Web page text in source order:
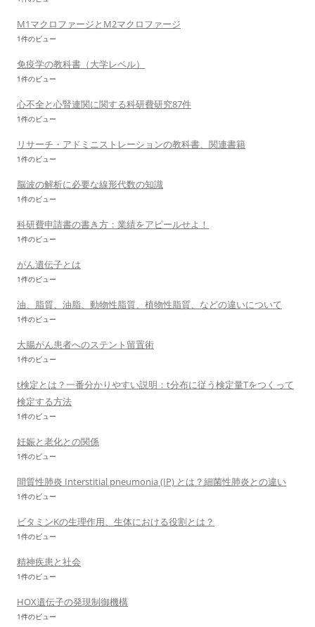
M1マクロファージとM2マクロファージ
1件のビュー
免疫学の教科書（大学レベル）
1件のビュー
心不全と心腎連関に関する科研費研究87件
1件のビュー
リサーチ・アドミニストレーションの教科書、関連書籍
1件のビュー
脳波の解析に必要な線形代数の知識
1件のビュー
科研費申請書の書き方：業績をアピールせよ！
1件のビュー
がん遺伝子とは
1件のビュー
油、脂質、油脂、動物性脂質、植物性脂質、などの違いについて
1件のビュー
大腸がん患者へのステント留置術
1件のビュー
t検定とは？一番分かりやすい説明：t分布に従う検定量Tをつくって
検定する方法
1件のビュー
妊娠と老化との関係
1件のビュー
間質性肺炎 Interstitial pneumonia (IP) とは？細菌性肺炎との違い
1件のビュー
ビタミンKの生理作用、生体における役割とは？
1件のビュー
精神疾患と社会
1件のビュー
HOX遺伝子の発現制御機構
1件のビュー